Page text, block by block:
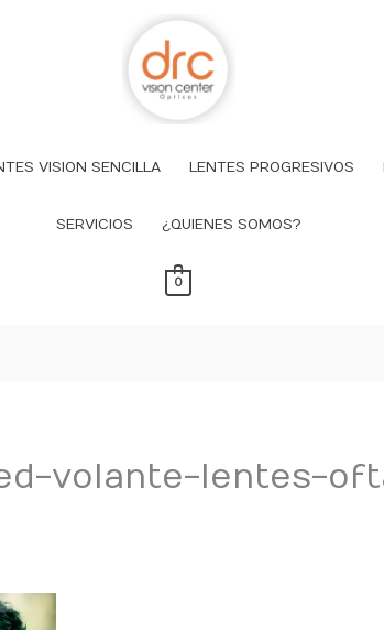
VISION SENCILLA LENTES PROGRESIVOS
SERVICIOS ¿QUIENES SOMOS?
0
volante-lentes-